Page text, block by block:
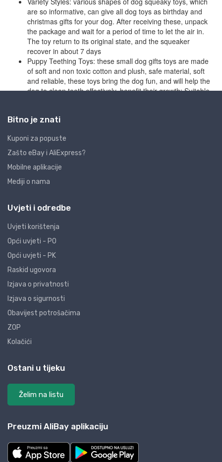
Bitno je znati
Kuponi za popuste
Zašto eBay i AliExpress?
Mobilne aplikacije
Mediji o nama
Uvjeti i odredbe
Uvjeti korištenja
Opći uvjeti - PO
Opći uvjeti - PK
Raskid ugovora
Izjava o privatnosti
Izjava o sigurnosti
Obavijest potrošačima
ZOP
Kolačići
Ostani u tijeku
Želim na listu
Preuzmi AliBay aplikaciju